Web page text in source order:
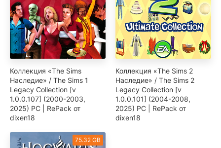
Коллекция «The Sims
Наследие» / The Sims 1
Legacy Collection [v
1.0.0.107] (2000-2003,
2025) PC | RePack от
dixen18
Коллекция «The Sims 2
Наследие» / The Sims 2
Legacy Collection [v
1.0.0.101] (2004-2008,
2025) PC | RePack от
dixen18
75.32 GB